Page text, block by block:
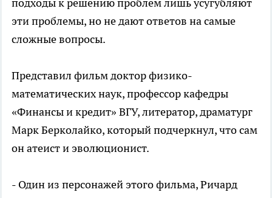
эти проблемы, но не дают ответов на самые
сложные вопросы.
Представил фильм доктор физико-
математических наук, профессор кафедры
«Финансы и кредит» ВГУ, литератор, драматург
Марк Берколайко, который подчеркнул, что сам
он атеист и эволюционист.
- Один из персонажей этого фильма, Ричард